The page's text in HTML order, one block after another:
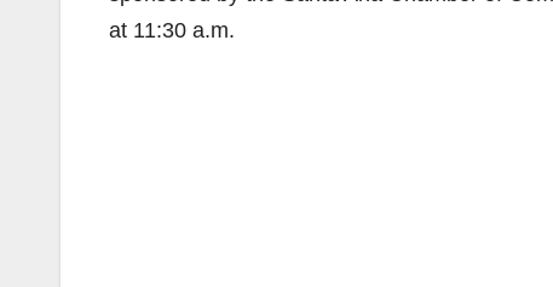
at 11:30 a.m.